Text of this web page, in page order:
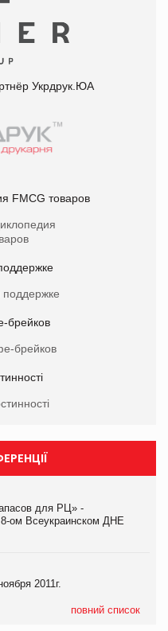
Укрдрук.ЮА
FMCG товаров
брейков
для РЦ» -
ом Всеукраинском ДНЕ
2011г.
повний список